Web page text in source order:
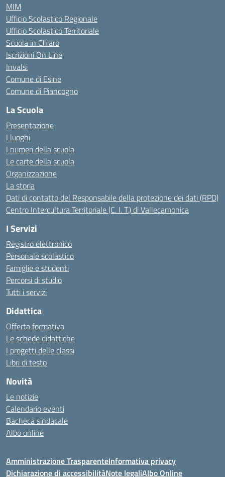
MIM
Ufficio Scolastico Regionale
Ufficio Scolastico Territoriale
Scuola in Chiaro
Iscrizioni On Line
Invalsi
Comune di Esine
Comune di Piancogno
La Scuola
Presentazione
I luoghi
I numeri della scuola
Le carte della scuola
Organizzazione
La storia
Dati di contatto del Responsabile della protezione dei dati (RPD)
Centro Intercultura Territoriale (C. I. T.) di Vallecamonica
I Servizi
Registro elettronico
Personale scolastico
Famiglie e studenti
Percorsi di studio
Tutti i servizi
Didattica
Offerta formativa
Le schede didattiche
I progetti delle classi
Libri di testo
Novità
Le notizie
Calendario eventi
Bacheca sindacale
Albo online
Amministrazione TrasparenteInformativa privacy
Dichiarazione di accessibilitàNote legaliAlbo Online